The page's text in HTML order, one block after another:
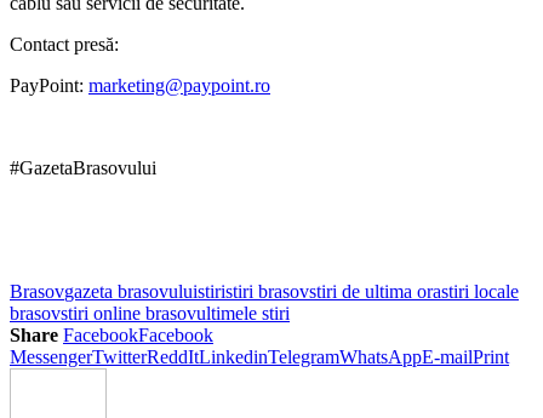
Contact presă:
PayPoint: marketing@paypoint.ro
#GazetaBrasovului
Brasovgazeta brasovuluistiristiri brasovstiri de ultima orastiri locale
brasovstiri online brasovultimele stiri
Share FacebookFacebook
MessengerTwitterReddItLinkedinTelegramWhatsAppE-mailPrint